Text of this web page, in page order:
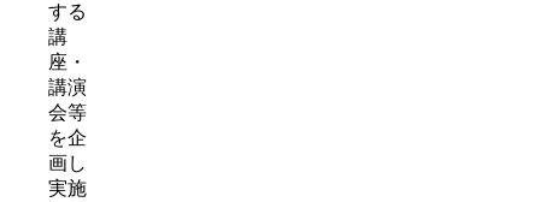
する
講
座・
講演
会等
を企
画し
実施